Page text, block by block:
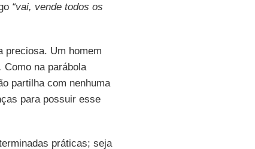
“vai, vende todos os
preciosa. Um homem
Como na parábola
partilha com nenhuma
para possuir esse
práticas; seja